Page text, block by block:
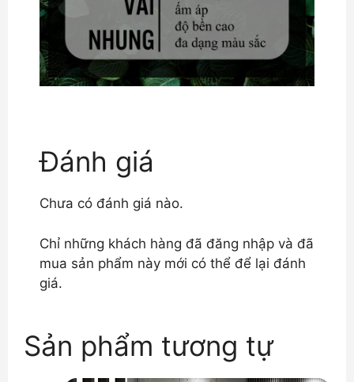
Đánh giá
Chưa có đánh giá nào.
Chỉ những khách hàng đã đăng nhập và đã
mua sản phẩm này mới có thể để lại đánh
giá.
Sản phẩm tương tự